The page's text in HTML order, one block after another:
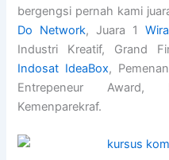
bergengsi pernah kami
Do Network, Juara 1
Industri Kreatif, Grand
Indosat IdeaBox,
Entrepeneur Award,
Kemenparekraf.